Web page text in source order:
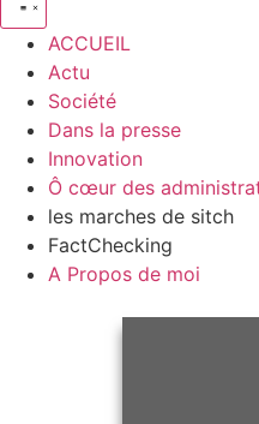
ACCUEIL
Actu
Société
Dans la presse
Innovation
Ô cœur des
les marches de sitch
FactChecking
A Propos de moi